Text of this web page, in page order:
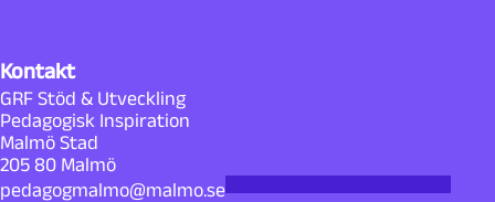
Kontakt
GRF Stöd & Utveckling
Pedagogisk Inspiration
Malmö Stad
205 80 Malmö
pedagogmalmo@malmo.se